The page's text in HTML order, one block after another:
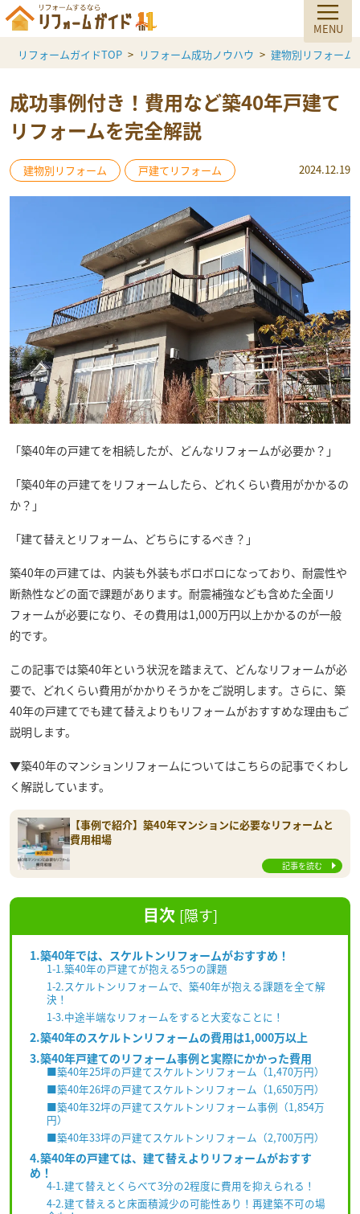
リフォームガイドTOP リフォーム成功ノウハウ 建物別リフォーム
成功事例付き！費用など築40年戸建て
リフォームを完全解説
建物別リフォーム 戸建てリフォーム 2024.12.19
「築40年の戸建てを相続したが、どんなリフォームが必要か？」
「築40年の戸建てをリフォームしたら、どれくらい費用がかかるの
か？」
「建て替えとリフォーム、どちらにするべき？」
築40年の戸建ては、内装も外装もボロボロになっており、耐震性や
断熱性などの面で課題があります。耐震補強なども含めた全面リ
フォームが必要になり、その費用は1,000万円以上かかるのが一般
的です。
この記事では築40年という状況を踏まえて、どんなリフォームが必
要で、どれくらい費用がかかりそうかをご説明します。さらに、築
40年の戸建てでも建て替えよりもリフォームがおすすめな理由もご
説明します。
▼築40年のマンションリフォームについてはこちらの記事でくわし
く解説しています。
【事例で紹介】築40年マンションに必要なリフォームと
費用相場
記事を読む
目次 [隠す]
1.築40年では、スケルトンリフォームがおすすめ！
1-1.築40年の戸建てが抱える5つの課題
1-2.スケルトンリフォームで、築40年が抱える課題を全て解
決！
1-3.中途半端なリフォームをすると大変なことに！
2.築40年のスケルトンリフォームの費用は1,000万以上
3.築40年戸建てのリフォーム事例と実際にかかった費用
■築40年25坪の戸建てスケルトンリフォーム（1,470万円）
■築40年26坪の戸建てスケルトンリフォーム（1,650万円）
■築40年32坪の戸建てスケルトンリフォーム事例（1,854万
円）
■築40年33坪の戸建てスケルトンリフォーム（2,700万円）
4.築40年の戸建ては、建て替えよりリフォームがおすす
め！
4-1.建て替えとくらべて3分の2程度に費用を抑えられる！
4-2.建て替えると床面積減少の可能性あり！再建築不可の場